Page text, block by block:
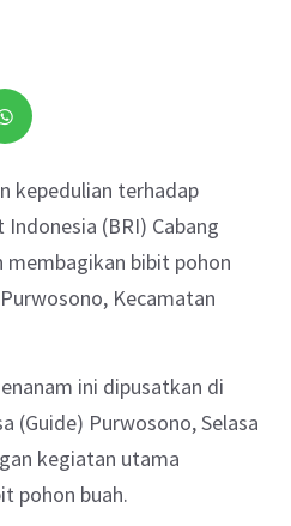
kepedulian terhadap
(BRI) Cabang
membagikan bibit pohon
Kecamatan
ini dipusatkan di
(Guide) Purwosono, Selasa
kegiatan utama
pohon buah.